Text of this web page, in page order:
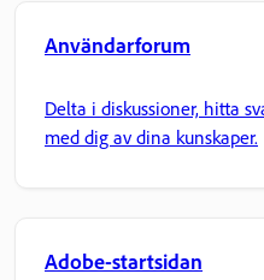
Användarforum
Delta i diskussioner, hitta
med dig av dina kunskaper.
Adobe-startsidan